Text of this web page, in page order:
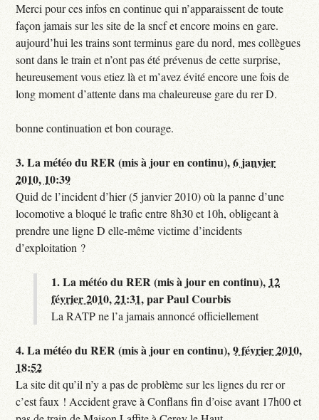
Merci pour ces infos en continue qui n’apparaissent de toute
façon jamais sur les site de la sncf et encore moins en gare.
aujourd’hui les trains sont terminus gare du nord, mes collègues
sont dans le train et n’ont pas été prévenus de cette surprise,
heureusement vous etiez là et m’avez évité encore une fois de
long moment d’attente dans ma chaleureuse gare du rer D.
bonne continuation et bon courage.
3.La météo du RER (mis à jour en continu),6 janvier
2010, 10:39
Quid de l’incident d’hier (5 janvier 2010) où la panne d’une
locomotive a bloqué le trafic entre 8h30 et 10h, obligeant à
prendre une ligne D elle-même victime d’incidents
d’exploitation ?
1.La météo du RER (mis à jour en continu), 12
février 2010, 21:31,parPaul Courbis
La RATP ne l’a jamais annoncé officiellement
4.La météo du RER (mis à jour en continu),9 février 2010,
18:52
La site dit qu’il n’y a pas de problème sur les lignes du rer or
c’est faux ! Accident grave à Conflans fin d’oise avant 17h00 et